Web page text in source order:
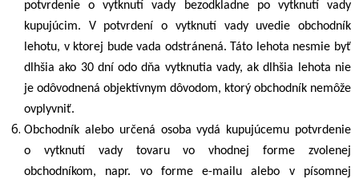
potvrdenie o vytknutí vady bezodkladne po vytknutí vady
kupujúcim. V potvrdení o vytknutí vady uvedie obchodník
lehotu, v ktorej bude vada odstránená. Táto lehota nesmie byť
dlhšia ako 30 dní odo dňa vytknutia vady, ak dlhšia lehota nie
je odôvodnená objektívnym dôvodom, ktorý obchodník nemôže
ovplyvniť.
Obchodník alebo určená osoba vydá kupujúcemu potvrdenie
o vytknutí vady tovaru vo vhodnej forme zvolenej
obchodníkom, napr. vo forme e-mailu alebo v písomnej